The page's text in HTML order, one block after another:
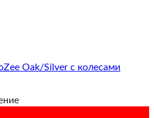
Oak/Silver с колесами